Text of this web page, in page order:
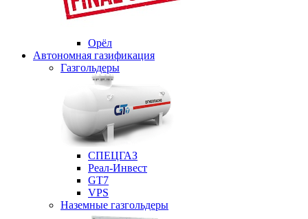
Орёл
Автономная газификация
Газгольдеры
СПЕЦГАЗ
Реал-Инвест
GT7
VPS
Наземные газгольдеры